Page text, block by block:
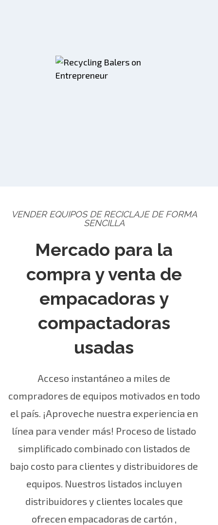
VENDER EQUIPOS DE RECICLAJE DE FORMA
SENCILLA
Mercado para la
compra y venta de
empacadoras y
compactadoras
usadas
Acceso instantáneo a miles de
compradores de equipos motivados en todo
el país. ¡Aproveche nuestra experiencia en
línea para vender más! Proceso de listado
simplificado combinado con listados de
bajo costo para clientes y distribuidores de
equipos. Nuestros listados incluyen
distribuidores y clientes locales que
ofrecen empacadoras de cartón ,